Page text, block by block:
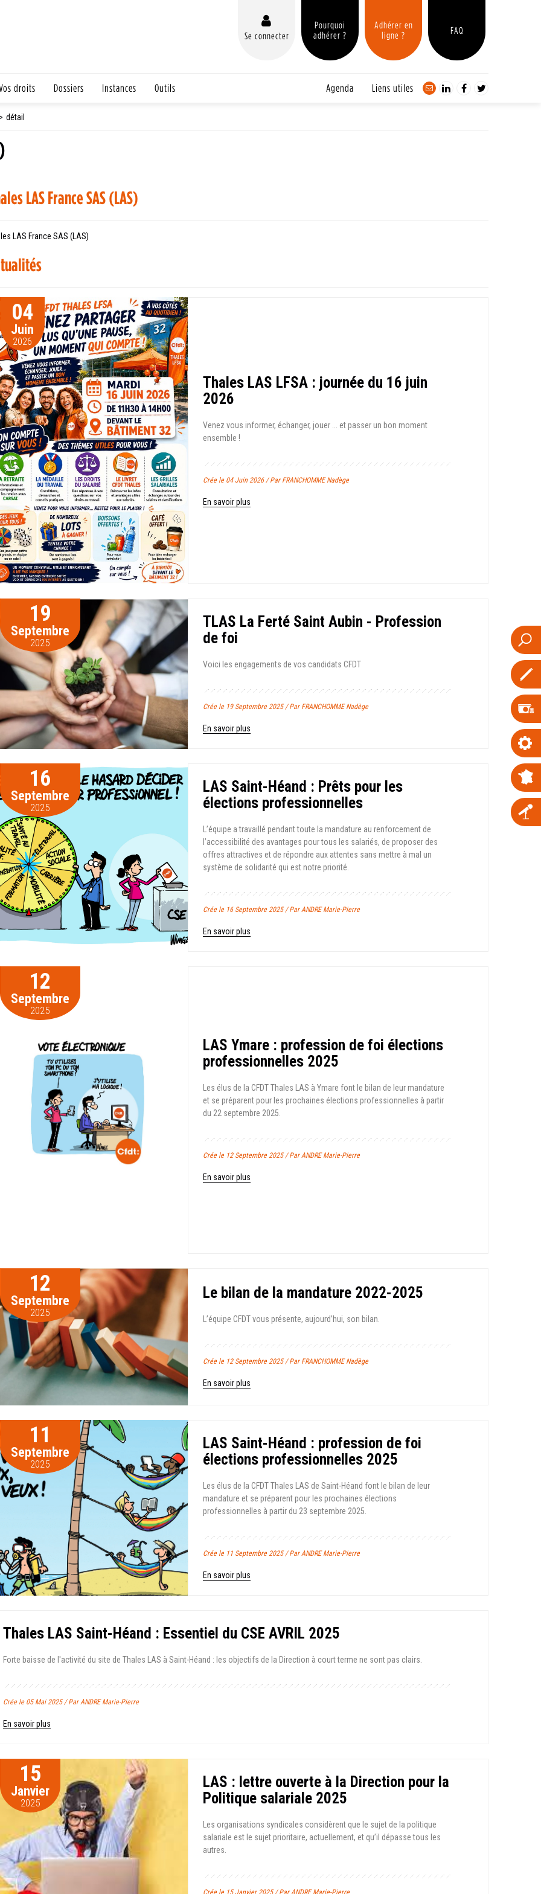
Se connecter
Pourquoi
adhérer ?
Adhérer en
ligne ?
FAQ
droits Dossiers Instances Outils Agenda Liens utiles
détail
LAS France SAS (LAS)
LAS France SAS (LAS)
04
Juin
2026
Thales LAS LFSA : journée du 16 juin
2026
Venez vous informer, échanger, jouer ... et passer un bon moment
ensemble !
Crée le 04 Juin 2026 / Par FRANCHOMME Nadège
En savoir plus
19
Septembre
2025
TLAS La Ferté Saint Aubin - Profession
de foi
Voici les engagements de vos candidats CFDT
Crée le 19 Septembre 2025 / Par FRANCHOMME Nadège
En savoir plus
16
Septembre
2025
LAS Saint-Héand : Prêts pour les
élections professionnelles
L’équipe a travaillé pendant toute la mandature au renforcement de
l’accessibilité des avantages pour tous les salariés, de proposer des
offres attractives et de répondre aux attentes sans mettre à mal un
système de solidarité qui est notre priorité.
Crée le 16 Septembre 2025 / Par ANDRE Marie-Pierre
En savoir plus
12
Septembre
2025
LAS Ymare : profession de foi élections
professionnelles 2025
Les élus de la CFDT Thales LAS à Ymare font le bilan de leur mandature
et se préparent pour les prochaines élections professionnelles à partir
du 22 septembre 2025.
Crée le 12 Septembre 2025 / Par ANDRE Marie-Pierre
En savoir plus
12
Septembre
2025
Le bilan de la mandature 2022-2025
L’équipe CFDT vous présente, aujourd’hui, son bilan.
Crée le 12 Septembre 2025 / Par FRANCHOMME Nadège
En savoir plus
11
Septembre
2025
LAS Saint-Héand : profession de foi
élections professionnelles 2025
Les élus de la CFDT Thales LAS de Saint-Héand font le bilan de leur
mandature et se préparent pour les prochaines élections
professionnelles à partir du 23 septembre 2025.
Crée le 11 Septembre 2025 / Par ANDRE Marie-Pierre
En savoir plus
Thales LAS Saint-Héand : Essentiel du CSE AVRIL 2025
Forte baisse de l'activité du site de Thales LAS à Saint-Héand : les objectifs de la Direction à court terme ne sont pas clairs.
Crée le 05 Mai 2025 / Par ANDRE Marie-Pierre
En savoir plus
15
Janvier
2025
LAS : lettre ouverte à la Direction pour la
Politique salariale 2025
Les organisations syndicales considèrent que le sujet de la politique
salariale est le sujet prioritaire, actuellement, et qu’il dépasse tous les
autres.
Crée le 15 Janvier 2025 / Par ANDRE Marie-Pierre